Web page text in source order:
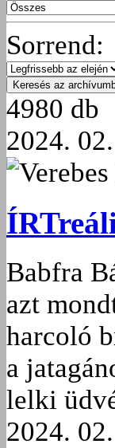
Sorrend:
4980 db
2024.
Babfra
azt
harcoló
a
lelki
2024.